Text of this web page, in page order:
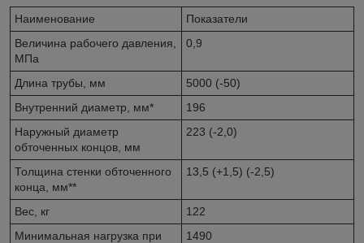
Наименование
Показатели
Величина рабочего давления,
МПа
0,9
Длина трубы, мм
5000 (-50)
Внутренний диаметр, мм*
196
Наружный диаметр
обточенных концов, мм
223 (-2,0)
Толщина стенки обточенного
конца, мм**
13,5 (+1,5) (-2,5)
Вес, кг
122
Минимальная нагрузка при
1490